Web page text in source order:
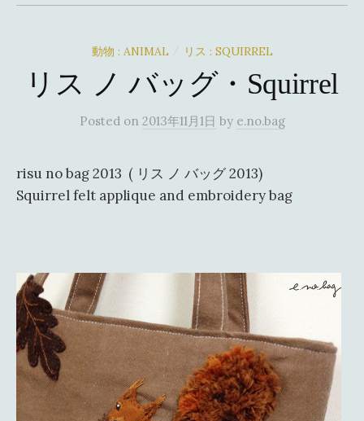
プ
動物 : ANIMAL / リス : SQUIRREL
リス ノ バッグ・Squirrel
Posted on 2013年11月1日 by e.no.bag
risu no bag 2013 ( リス ノ バッグ 2013)
Squirrel felt applique and embroidery bag